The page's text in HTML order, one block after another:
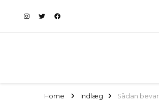
Home Indlæg Sådan